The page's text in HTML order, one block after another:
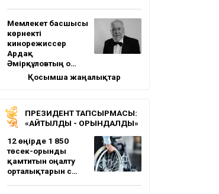
Мемлекет басшысы
көрнекті
кинорежиссер
Ардақ
Әмірқұловтың о…
Қосымша жаңалықтар
ПРЕЗИДЕНТ ТАПСЫРМАСЫ:
«АЙТЫЛДЫ - ОРЫНДАЛДЫ»
12 өңірде 1 850
төсек-орынды
қамтитын оңалту
орталықтарын с…